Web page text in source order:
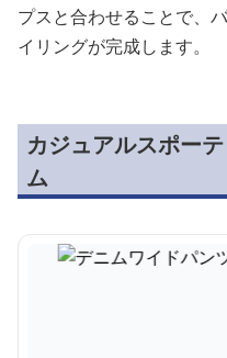
プスと合わせることで、
イリングが完成します。
カジュアルスポー
ム